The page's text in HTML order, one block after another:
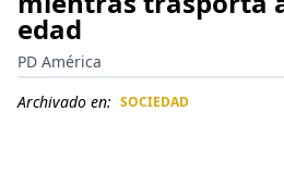
edad
PD América
Archivado en: SOCIEDAD